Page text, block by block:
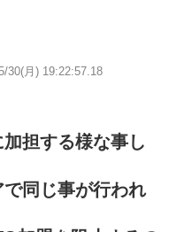
30(月) 19:22:57.18
担する様な事し
同じ事が行われ